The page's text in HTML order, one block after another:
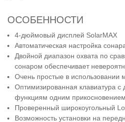
ОСОБЕННОСТИ
4-дюймовый дисплей SolarMAX
Автоматическая настройка
Двойной диапазон охвата по
сонаром обеспечивает
Очень простые в использовании
Оптимизированная клавиатура с
функциям одним прикосновением
Проверенный широкоугольный
Возможность установки на